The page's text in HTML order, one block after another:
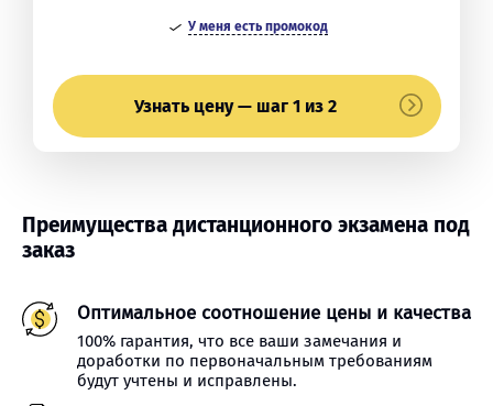
У меня есть промокод
Узнать цену — шаг 1 из 2
Преимущества дистанционного экзамена под
заказ
Оптимальное соотношение цены и качества
100% гарантия, что все ваши замечания и
доработки по первоначальным требованиям
будут учтены и исправлены.